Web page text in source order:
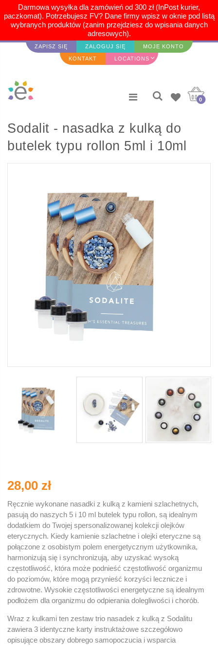
Darmowa wysyłka dla zamówień od 300 zł (InPost kurier,
paczkomat). Potrzebujesz FV? Dane firmy wpisz w oknie pod listą
wybranych produktów (zanim przejdziesz do wpisania danych
adresowych).
ZAPISZ SIĘ ZALOGUJ SIĘ MOJE KONTO
KONTAKT LOCATIONS
0
Sodalit - nasadka z kulką do
butelek typu rollon 5ml i 10ml
(3szt.)
28,00 zł
Ręcznie wykonane nasadki z kulką z kamieni szlachetnych,
pasują do naszych 5 i 10 ml butelek typu rollon, są idealnym
dodatkiem do Twojej spersonalizowanej kolekcji olejków
eterycznych. Kiedy kamienie szlachetne i olejki eteryczne są
połączone z osobistym polem energetycznym użytkownika,
harmonizują się i synchronizują, aby uzyskać wysoką
częstotliwość, która może podnieść częstotliwość organizmu
do poziomów, które mogą przynieść korzyści lecznicze i
zdrowotne. Wysokie częstotliwości energetyczne są idealnym
podłożem dla organizmu do odpierania dolegliwości i chorób.
Wraz z kulkami ten zestaw trio nasadek z kulką z Sodalitu
zawiera 3 identyczne karty instruktażowe szczegółowo
opisujące obszary dobrego samopoczucia i wsparcia